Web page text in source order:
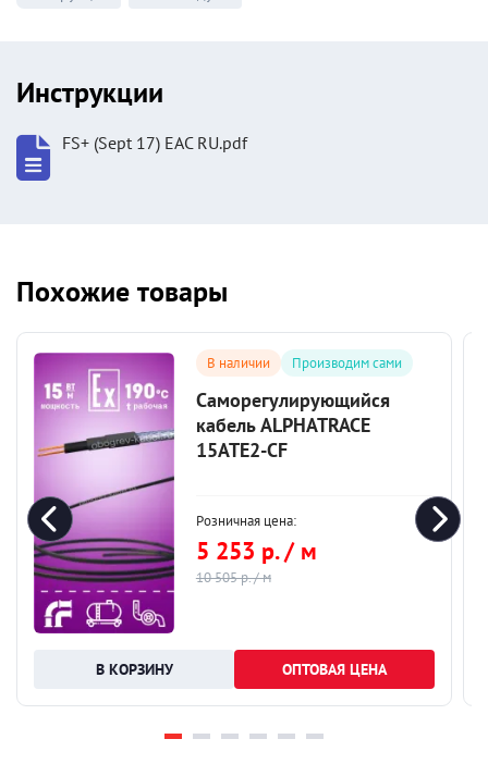
Инструкции
FS+ (Sept 17) EAC RU.pdf
Похожие товары
В наличии Производим сами
Саморегулирующийся
кабель ALPHATRACE
15ATE2-CF
Розничная цена:
5 253 р. / м
10 505 р. / м
ОПТОВАЯ ЦЕНА